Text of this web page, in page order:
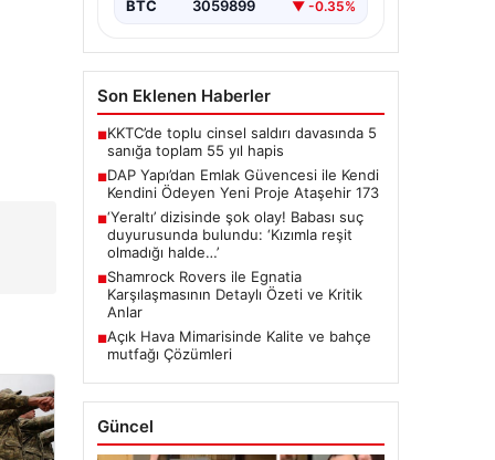
BTC 3059899 ▼ -0.35%
Son Eklenen Haberler
■KKTC’de toplu cinsel saldırı davasında 5
sanığa toplam 55 yıl hapis
■DAP Yapı’dan Emlak Güvencesi ile Kendi
Kendini Ödeyen Yeni Proje Ataşehir 173
■‘Yeraltı’ dizisinde şok olay! Babası suç
duyurusunda bulundu: ‘Kızımla reşit
olmadığı halde…’
■Shamrock Rovers ile Egnatia
Karşılaşmasının Detaylı Özeti ve Kritik
Anlar
■Açık Hava Mimarisinde Kalite ve bahçe
mutfağı Çözümleri
Güncel